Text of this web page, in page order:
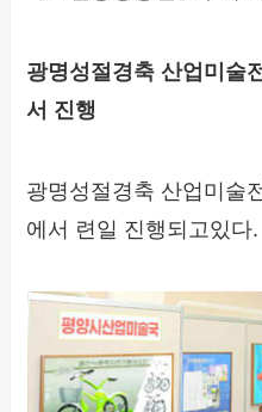
광명성절경축 산업미술
서 진행
광명성절경축 산업미술
에서 련일 진행되고있다.